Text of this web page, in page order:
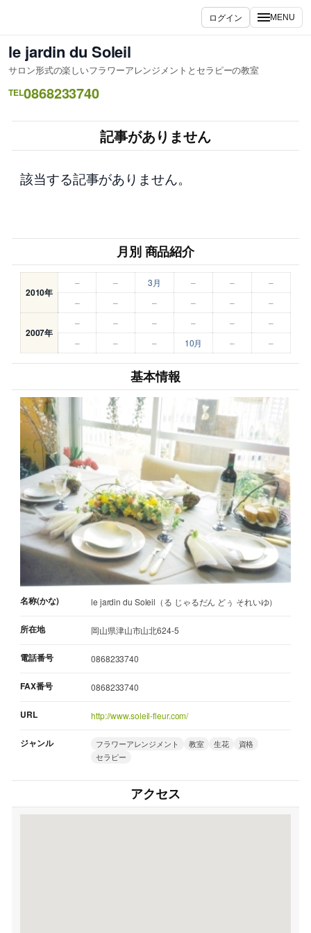
を
ス
キ
ッ
ログイン MENU
le jardin du Soleil
サロン形式の楽しいフラワーアレンジメントとセラピーの教室
TEL0868233740
記事がありません
該当する記事がありません。
月別 商品紹介
2010年
– – 3月 – –
–
–
– – – – –
2007年
– – – – –
–
–
– – 10月 – –
基本情報
名称(かな) le jardin du Soleil（る じゃるだん どぅ それいゆ）
所在地 岡山県津山市山北624-5
電話番号 0868233740
FAX番号 0868233740
URL http://www.soleil-fleur.com/
ジャンル フラワーアレンジメント 教室 生花
資格
セラピー
アクセス